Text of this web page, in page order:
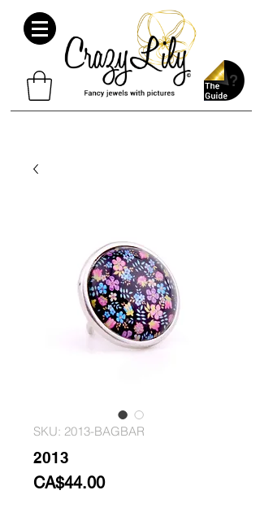
SKU: 2013-BAGBAR
2013
CA$44.00Price